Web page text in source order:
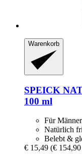
Warenkorb
SPEICK
100 ml
Für
Natürlich
Belebt &
€ 15,49 (€